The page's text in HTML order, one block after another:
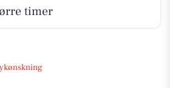
timer